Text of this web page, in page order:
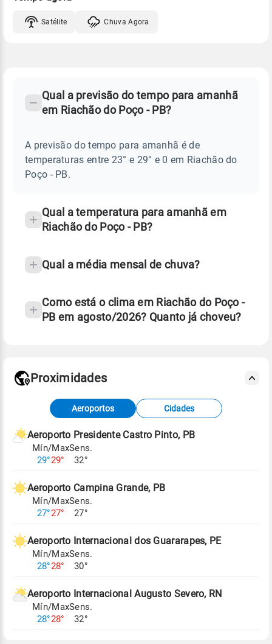
Satélite Chuva Agora
RIACHÃO
Perguntas
sobre
chuva
Qual a previsão do tempo para amanhã
em Riachão do Poço - PB?
A previsão do tempo para amanhã é de
temperaturas entre 23° e 29° e 0 em Riachão do
Poço - PB.
Qual a temperatura para amanhã em
Riachão do Poço - PB?
Qual a média mensal de chuva?
Como está o clima em Riachão do Poço -
PB em agosto/2026? Quanto já choveu?
Fonte: dados combinados de estações
meteorológicas e satélite do Centro de Previsão
de Tempo e Estudos Climáticos (CPTEC).
Para obter mais informações sobre os dados
Proximidades
Aeroportos Cidades
Aeroporto Presidente Castro Pinto, PB
Mín/Max
29°29°
Sens.
32°
Aeroporto Campina Grande, PB
Mín/Max
27°27°
Sens.
27°
Aeroporto Internacional dos Guararapes, PE
Mín/Max
28°28°
Sens.
30°
Aeroporto Internacional Augusto Severo, RN
Mín/Max
28°28°
Sens.
32°